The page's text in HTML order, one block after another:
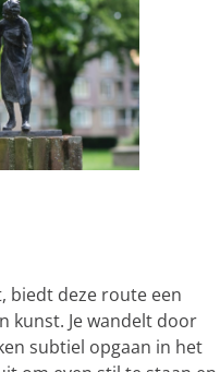
biedt deze route een
kunst. Je wandelt door
subtiel opgaan in het